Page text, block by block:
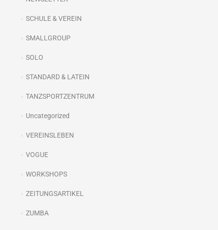
SCHULE & VEREIN
SMALLGROUP
SOLO
STANDARD & LATEIN
TANZSPORTZENTRUM
Uncategorized
VEREINSLEBEN
VOGUE
WORKSHOPS
ZEITUNGSARTIKEL
ZUMBA